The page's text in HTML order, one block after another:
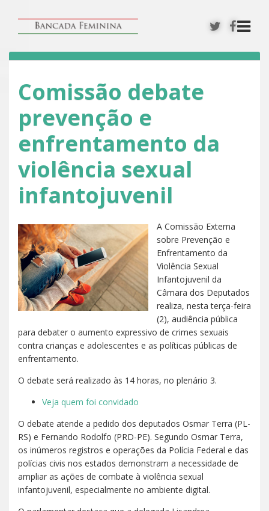
Comissão debate
prevenção e
enfrentamento da
violência sexual
infantojuvenil
A Comissão Externa
sobre Prevenção e
Enfrentamento da
Violência Sexual
Infantojuvenil da
Câmara dos Deputados
realiza, nesta terça-feira
(2), audiência pública
para debater o aumento expressivo de crimes sexuais
contra crianças e adolescentes e as políticas públicas de
enfrentamento.
O debate será realizado às 14 horas, no plenário 3.
Veja quem foi convidado
O debate atende a pedido dos deputados Osmar Terra (PL-
RS) e Fernando Rodolfo (PRD-PE). Segundo Osmar Terra,
os inúmeros registros e operações da Polícia Federal e das
polícias civis nos estados demonstram a necessidade de
ampliar as ações de combate à violência sexual
infantojuvenil, especialmente no ambiente digital.